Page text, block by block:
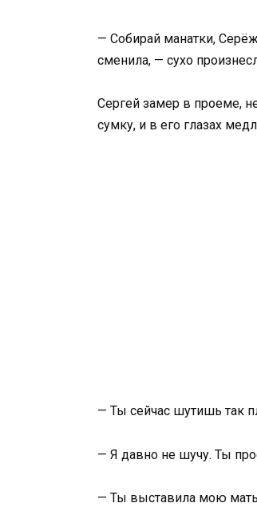
— Собирай манатки,
сменила, — сухо
Сергей замер в проеме,
сумку, и в его глазах
— Ты сейчас шутишь так
— Я давно не шучу. Ты
— Ты выставила мою